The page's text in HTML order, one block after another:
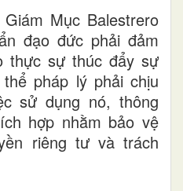
Mục Balestrero
đạo đức phải đảm
thực sự thúc đẩy sự
pháp lý phải chịu
sử dụng nó, thông
hợp nhằm bảo vệ
riêng tư và trách